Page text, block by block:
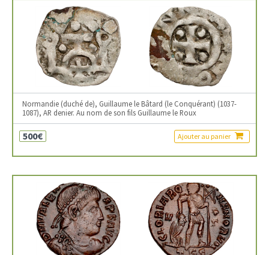
Normandie (duché de), Guillaume le Bâtard (le Conquérant) (1037-
1087), AR denier. Au nom de son fils Guillaume le Roux
500€ Ajouter au panier